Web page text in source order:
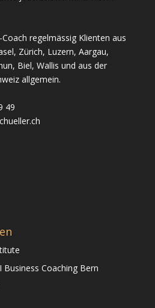
regelmässig Klienten aus
Zürich, Luzern, Aargau,
Biel, Wallis und aus der
allgemein.
49
Business Coaching Bern